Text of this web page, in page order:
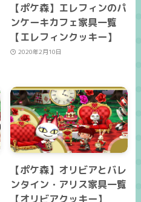
【ポケ森】エレフィンのパ
ンケーキカフェ家具一覧
【エレフィンクッキー】
2020年2月10日
【ポケ森】オリビアとバレ
ンタイン・アリス家具一覧
【オリビアクッキー】